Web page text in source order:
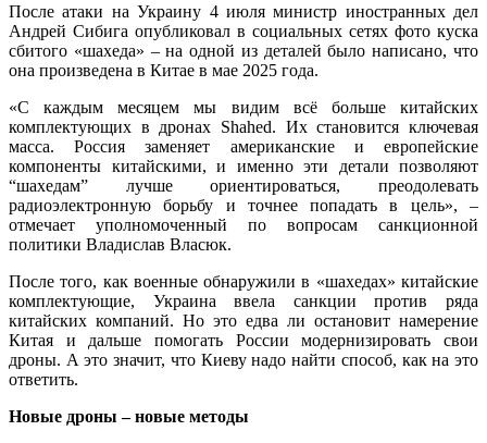
После атаки на Украину 4 июля министр иностранных дел
Андрей Сибига опубликовал в социальных сетях фото куска
сбитого «шахеда» – на одной из деталей было написано, что
она произведена в Китае в мае 2025 года.
«С каждым месяцем мы видим всё больше китайских
комплектующих в дронах Shahed. Их становится ключевая
масса. Россия заменяет американские и европейские
компоненты китайскими, и именно эти детали позволяют
“шахедам” лучше ориентироваться, преодолевать
радиоэлектронную борьбу и точнее попадать в цель», –
отмечает уполномоченный по вопросам санкционной
политики Владислав Власюк.
После того, как военные обнаружили в «шахедах» китайские
комплектующие, Украина ввела санкции против ряда
китайских компаний. Но это едва ли остановит намерение
Китая и дальше помогать России модернизировать свои
дроны. А это значит, что Киеву надо найти способ, как на это
ответить.
Новые дроны – новые методы